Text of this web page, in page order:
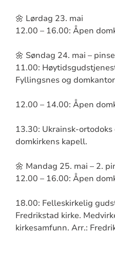
🌼 Lørdag 23. mai
12.00 – 16.00: Åpen
🌼 Søndag 24. mai –
11.00:
Fyllingsnes og
12.00 – 14.00: Åpen
13.30: Ukrainsk-
domkirkens kapell.
🌼 Mandag 25. mai – 2.
12.00 – 16.00: Åpen
18.00: Felleskirkelig
Fredrikstad kirke.
kirkesamfunn. Arr.: